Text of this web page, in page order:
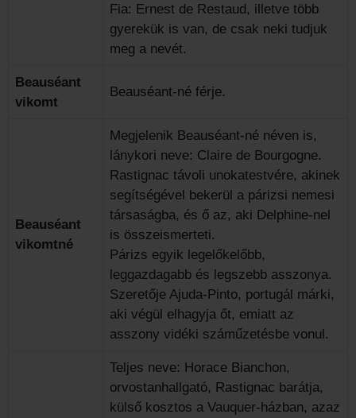
Fia: Ernest de Restaud, illetve több
gyerekük is van, de csak neki tudjuk
meg a nevét.
Beauséant
vikomt
Beauséant-né férje.
Beauséant
vikomtné
Megjelenik Beauséant-né néven is,
lánykori neve: Claire de Bourgogne.
Rastignac távoli unokatestvére, akinek
segítségével bekerül a párizsi nemesi
társaságba, és ő az, aki Delphine-nel
is összeismerteti.
Párizs egyik legelőkelőbb,
leggazdagabb és legszebb asszonya.
Szeretője Ajuda-Pinto, portugál márki,
aki végül elhagyja őt, emiatt az
asszony vidéki száműzetésbe vonul.
Teljes neve: Horace Bianchon,
orvostanhallgató, Rastignac barátja,
külső kosztos a Vauquer-házban, azaz